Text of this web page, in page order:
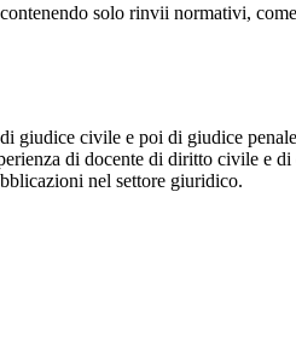
solo rinvii normativi,
civile e poi di giudice
di docente di diritto civile e
nel settore giuridico.